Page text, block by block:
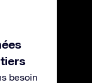
besoin